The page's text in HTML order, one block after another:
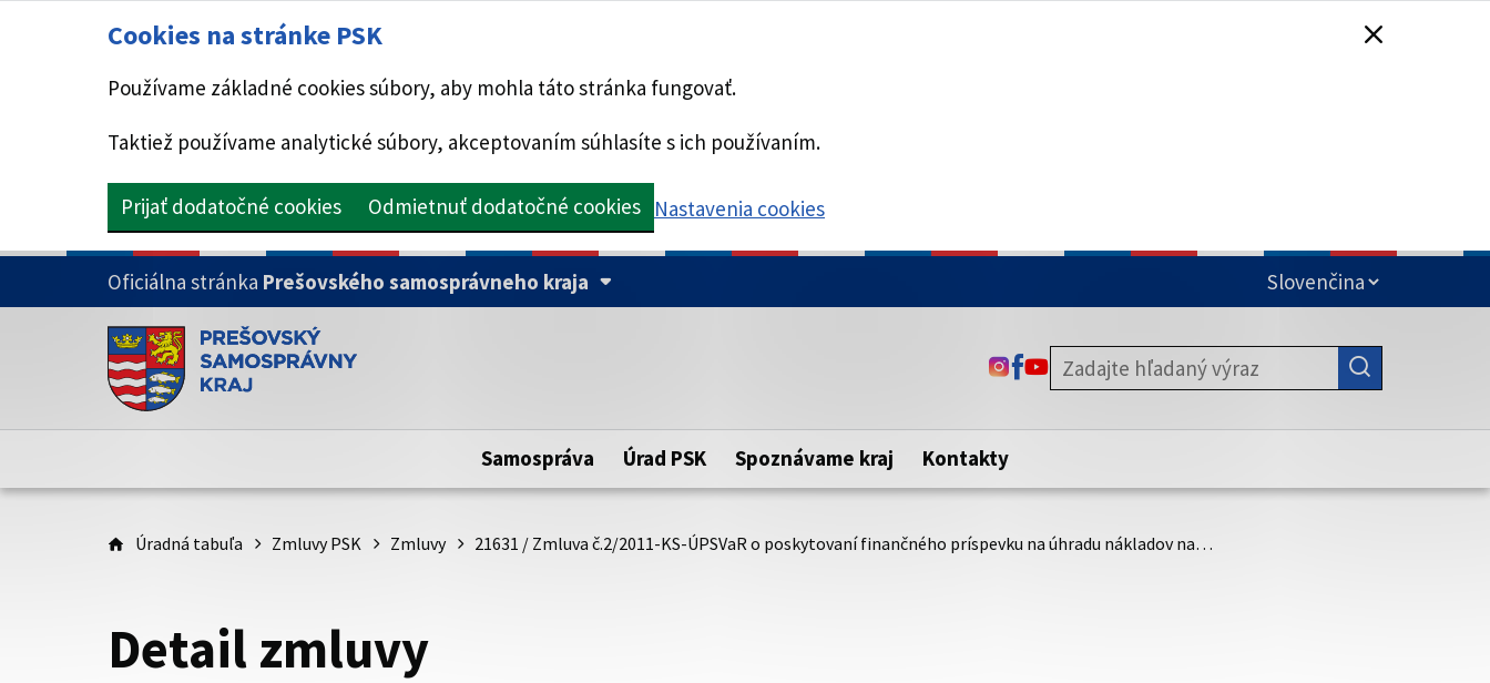
Cookies na stránke PSK
Používame základné cookies súbory, aby mohla táto stránka fungovať.
Taktiež používame analytické súbory, akceptovaním súhlasíte s ich používaním.
Prijať dodatočné cookies Odmietnuť dodatočné cookies Nastavenia cookies
PRESKOČIŤ NA HLAVNÝ OBSAH
Oficiálna stránka Prešovského samosprávneho kraja
Doména psk.sk je oficiálna
Toto je oficiálna webová stránka Prešovského samosprávneho kraja.
Táto stránka je zabezpečená
zabezpečenú webovú stránku. Zabezpečená stránka vždy začína
https:// pred názvom domény webového sídla.
ODKAZ SA OTVORÍ NA NOVEJ KARTE
ODKAZ SA OTVORÍ NA NOVEJ KARTE
ODKAZ SA OTVORÍ NA NOVEJ KARTE
Samospráva Úrad PSK Spoznávame kraj Kontakty
Úradná tabuľa Zmluvy PSK Zmluvy 21631 / Zmluva č.2/2011-KS-ÚPSVaR o poskytovaní finančného príspevku na úhradu nákladov na…
Detail zmluvy